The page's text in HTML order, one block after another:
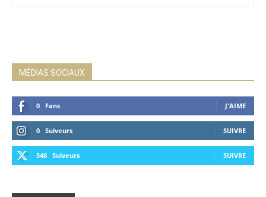
MÉDIAS SOCIAUX
0 Fans J'AIME
0 Suiveurs SUIVRE
546 Suiveurs SUIVRE